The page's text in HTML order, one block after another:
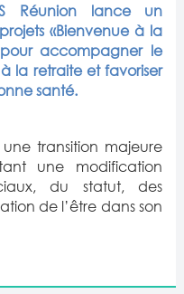
Réunion lance un
«Bienvenue à la
accompagner le
la retraite et favoriser
santé.
transition majeure
une modification
du statut, des
de l’être dans son